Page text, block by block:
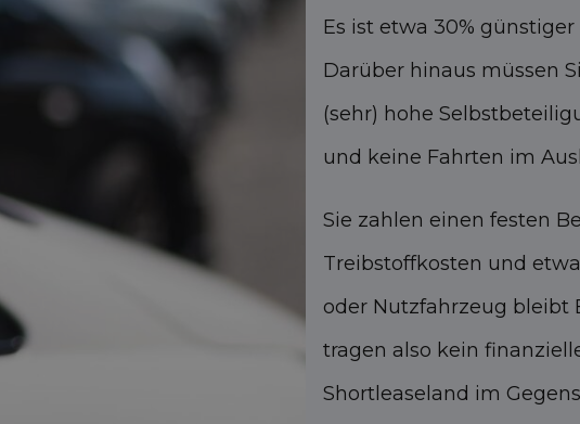
Es ist etwa 30%
Darüber hinaus müssen
(sehr) hohe
und keine Fahrten im
Sie zahlen einen festen
Treibstoffkosten und
oder Nutzfahrzeug bleibt
tragen also kein
Shortleaseland im